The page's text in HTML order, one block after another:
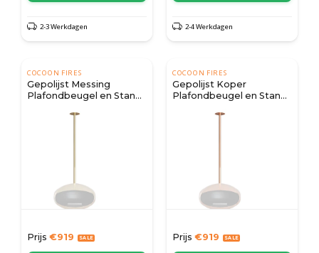
2-3 Werkdagen 2-4 Werkdagen
COCOON FIRES
Gepolijst Messing
Plafondbeugel en Stang
Prijs €919
COCOON FIRES
Gepolijst Koper
Plafondbeugel en Stang
Prijs €919